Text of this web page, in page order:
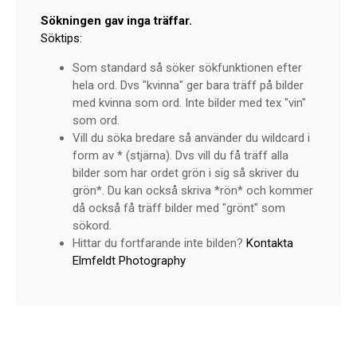
Sökningen gav inga träffar.
Söktips:
Som standard så söker sökfunktionen efter
hela ord. Dvs "kvinna" ger bara träff på bilder
med kvinna som ord. Inte bilder med tex "vin"
som ord.
Vill du söka bredare så använder du wildcard i
form av * (stjärna). Dvs vill du få träff alla
bilder som har ordet grön i sig så skriver du
grön*. Du kan också skriva *rön* och kommer
då också få träff bilder med "grönt" som
sökord.
Hittar du fortfarande inte bilden? Kontakta
Elmfeldt Photography